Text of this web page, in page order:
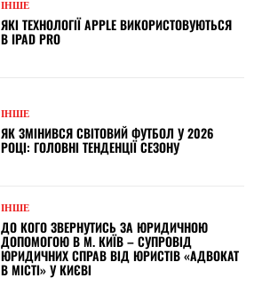
ІНШЕ
ЯКІ ТЕХНОЛОГІЇ APPLE ВИКОРИСТОВУЮТЬСЯ
В IPAD PRO
ІНШЕ
ЯК ЗМІНИВСЯ СВІТОВИЙ ФУТБОЛ У 2026
РОЦІ: ГОЛОВНІ ТЕНДЕНЦІЇ СЕЗОНУ
ІНШЕ
ДО КОГО ЗВЕРНУТИСЬ ЗА ЮРИДИЧНОЮ
ДОПОМОГОЮ В М. КИЇВ – СУПРОВІД
ЮРИДИЧНИХ СПРАВ ВІД ЮРИСТІВ «АДВОКАТ
В МІСТІ» У КИЄВІ